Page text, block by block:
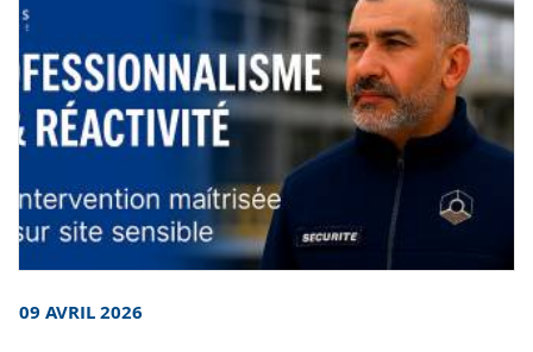
09 AVRIL 2026